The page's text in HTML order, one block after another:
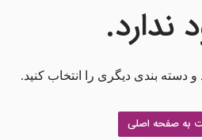
ندارد.
دسته بندی دیگری را انتخاب کنید.
به صفحه اصلی